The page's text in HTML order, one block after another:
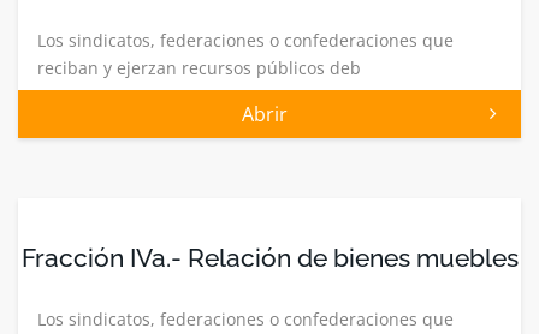
Los sindicatos, federaciones o confederaciones que
reciban y ejerzan recursos públicos deb
Abrir
Fracción IVa.- Relación de bienes muebles
Los sindicatos, federaciones o confederaciones que